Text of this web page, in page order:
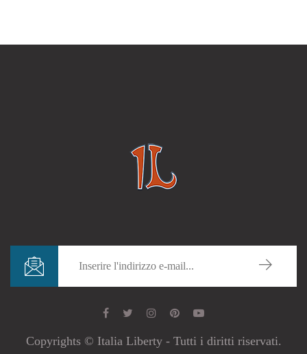
Copyrights © Italia Liberty - Tutti i diritti riservati.